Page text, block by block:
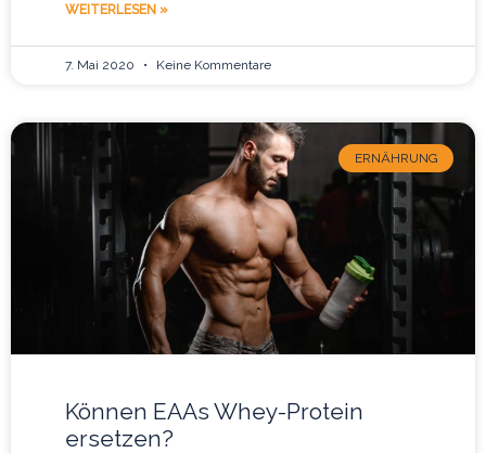
WEITERLESEN »
7. Mai 2020 Keine Kommentare
ERNÄHRUNG
Können EAAs Whey-Protein
ersetzen?